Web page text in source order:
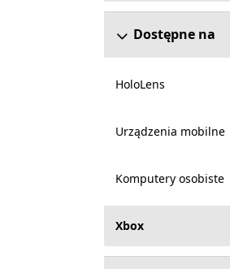
Dostępne na
HoloLens
Urządzenia mobilne
Komputery osobiste
Xbox